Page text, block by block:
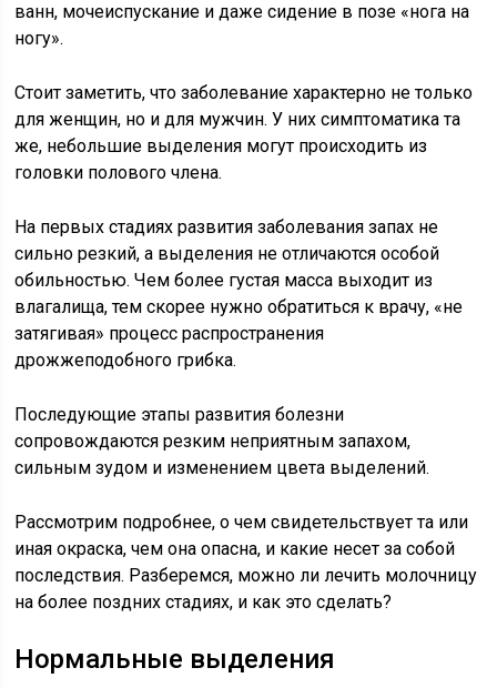
ванн, мочеиспускание и даже сидение в позе «нога на
ногу».
Стоит заметить, что заболевание характерно не только
для женщин, но и для мужчин. У них симптоматика та
же, небольшие выделения могут происходить из
головки полового члена.
На первых стадиях развития заболевания запах не
сильно резкий, а выделения не отличаются особой
обильностью. Чем более густая масса выходит из
влагалища, тем скорее нужно обратиться к врачу, «не
затягивая» процесс распространения
дрожжеподобного грибка.
Последующие этапы развития болезни
сопровождаются резким неприятным запахом,
сильным зудом и изменением цвета выделений.
Рассмотрим подробнее, о чем свидетельствует та или
иная окраска, чем она опасна, и какие несет за собой
последствия. Разберемся, можно ли лечить молочницу
на более поздних стадиях, и как это сделать?
Нормальные выделения